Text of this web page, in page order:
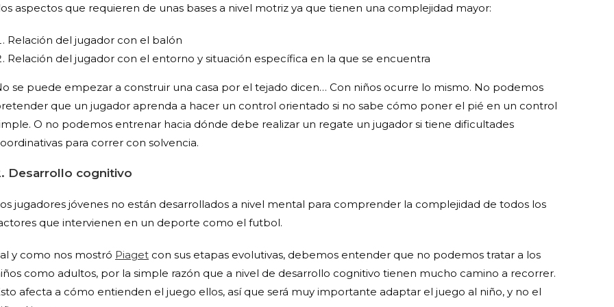
aspectos que requieren de unas bases a nivel motriz ya que tienen una complejidad mayor:
Relación del jugador con el balón
Relación del jugador con el entorno y situación específica en la que se encuentra
se puede empezar a construir una casa por el tejado dicen… Con niños ocurre lo mismo. No podemos
que un jugador aprenda a hacer un control orientado si no sabe cómo poner el pié en un control
O no podemos entrenar hacia dónde debe realizar un regate un jugador si tiene dificultades
para correr con solvencia.
Desarrollo cognitivo
jugadores jóvenes no están desarrollados a nivel mental para comprender la complejidad de todos los
que intervienen en un deporte como el futbol.
y como nos mostró Piaget con sus etapas evolutivas, debemos entender que no podemos tratar a los
como adultos, por la simple razón que a nivel de desarrollo cognitivo tienen mucho camino a recorrer.
afecta a cómo entienden el juego ellos, así que será muy importante adaptar el juego al niño, y no el